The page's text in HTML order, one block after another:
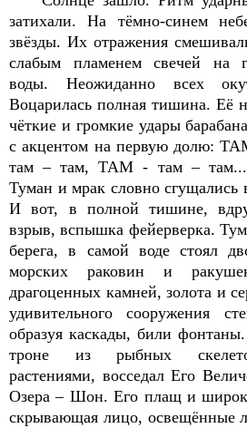
затихали. На тёмно-синем
звёзды. Их отражения
слабым пламенем свечей на
воды. Неожиданно всех
Воцарилась полная тишина. Её
чёткие и громкие удары
с акцентом на первую долю:
там – там, ТАМ - там – там.....
Туман и мрак словно сгущались
И вот, в полной тишине,
взрыв, вспышка фейерверка.
берега, в самой воде стоял
морских раковин и
драгоценных камней, золота и
удивительного сооружения
образуя каскады, били
троне из рыбных
растениями, восседал Его
Озера – Шон. Его плащ и
скрывающая лицо, освещённые